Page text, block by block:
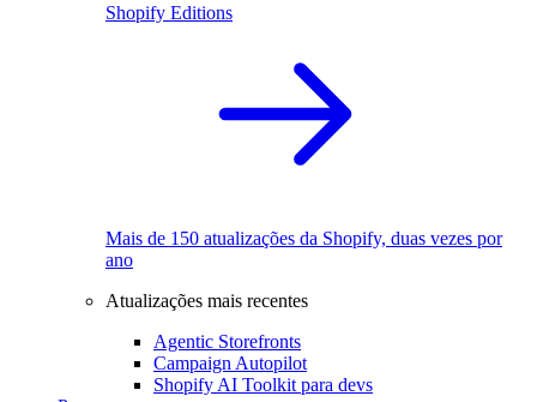
Shopify Editions
Mais de 150 atualizações da Shopify, duas vezes por
ano
Atualizações mais recentes
Agentic Storefronts
Campaign Autopilot
Shopify AI Toolkit para devs